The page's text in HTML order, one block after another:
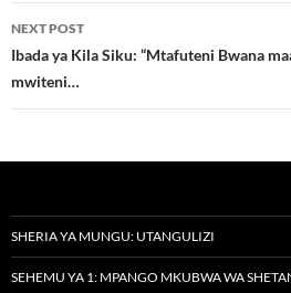
NEXT POST
Ibada ya Kila Siku: “Mtafuteni Bwana
mwiteni…
SHERIA YA MUNGU: UTANGULIZI
SEHEMU YA 1: MPANGO MKUBWA WA